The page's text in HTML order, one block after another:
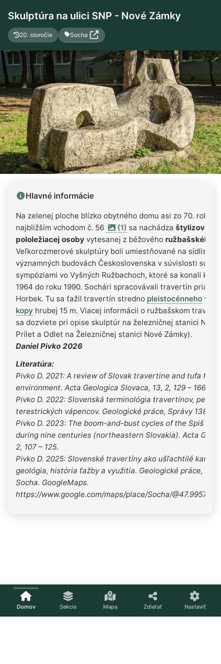
Skulptúra na ulici SNP - Nové Zámky
20. storočie Socha
Hlavné informácie
Na zelenej ploche blízko obytného domu asi zo 70. rokov
najbližším vchodom č. 56
(1) sa nachádza štylizovaná
pololežiacej osoby vytesanej z béžového ružbašského
Veľkorozmerové skulptúry boli umiestňované na
významných budovách Československa v súvislosti so
sympóziami vo Vyšných Ružbachoch, ktoré sa konali
1964 do roku 1990. Sochári spracovávali travertín priamo
Horbek. Tu sa ťažil travertín stredno pleistocénneho
kopy hrubej 15 m. Viacej informácii o ružbašskom
sa dozviete pri opise skulptúr na železničnej stanici
Prílet a Odlet na Železničnej stanici Nové Zámky).
Daniel Pivko 2026
Literatúra:
Pivko D. 2021: A review of Slovak travertine and tufa
environment. Acta Geologica Slovaca, 13, 2, 129 – 166.
Pivko D. 2022: Slovenská terminológia travertínov,
terestrických vápencov. Geologické práce, Správy 138,
Pivko D. 2023: The boom-and-bust cycles of the Spiš
during nine centuries (northeastern Slovakia). Acta
2, 107 – 125.
Pivko D. 2025: Slovenské travertíny ako ušľachtilé
geológia, história ťažby a využitia. Geologické práce,
Socha. GoogleMaps.
https://www.google.com/maps/place/Socha/
Domov Sekcie Mapa Zdieľať Nastaviť